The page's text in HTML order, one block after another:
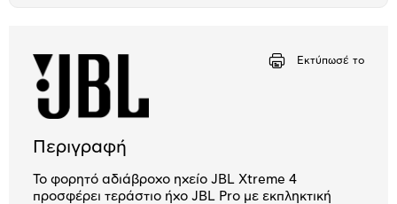
Εκτύπωσέ το
Περιγραφή
Το φορητό αδιάβροχο ηχείο JBL Xtreme 4
προσφέρει τεράστιο ήχο JBL Pro με εκπληκτική